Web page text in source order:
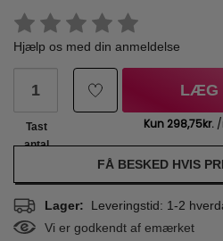
Hjælp os med din anmeldelse
Tast
antal
LÆG
FÅ BESKED HVIS
Lager: Leveringstid: 1-2
Vi er godkendt af emærket